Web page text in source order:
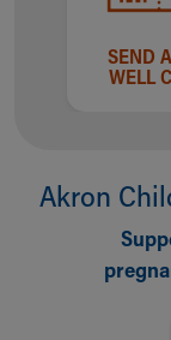
SEND
WELL
Akron